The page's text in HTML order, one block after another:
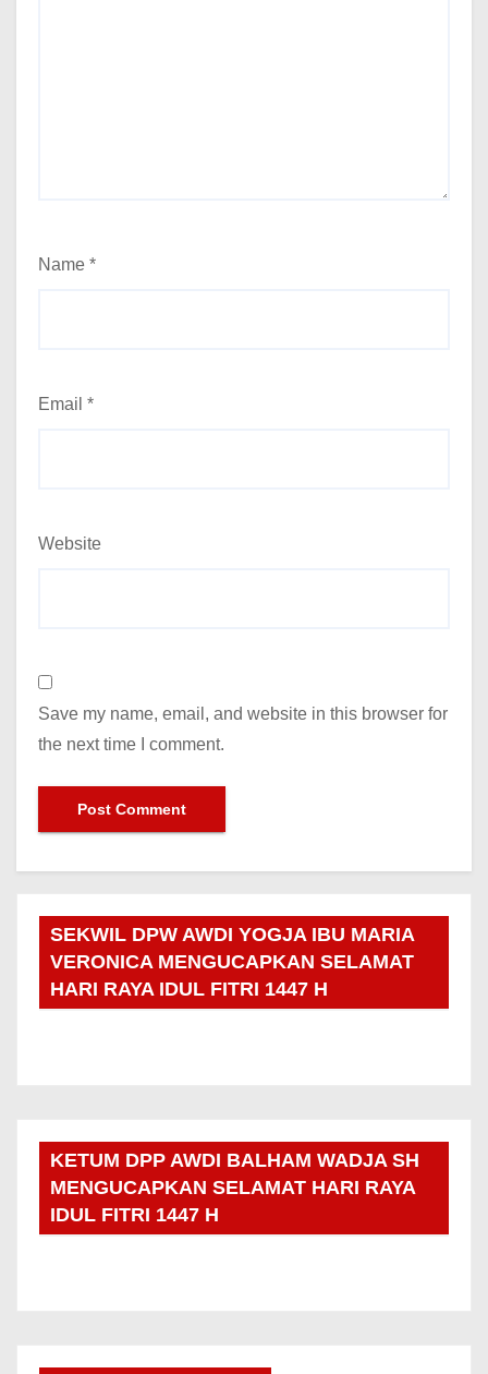
Name *
Email *
Website
Save my name, email, and website in this browser for
the next time I comment.
SEKWIL DPW AWDI YOGJA IBU MARIA
VERONICA MENGUCAPKAN SELAMAT
HARI RAYA IDUL FITRI 1447 H
KETUM DPP AWDI BALHAM WADJA SH
MENGUCAPKAN SELAMAT HARI RAYA
IDUL FITRI 1447 H